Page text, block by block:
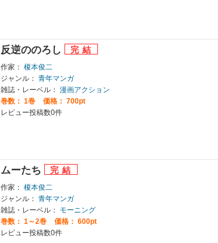
反逆ののろし
作家： 榎本俊二
ジャンル： 青年マンガ
雑誌・レーベル： 漫画アクション
巻数： 1巻
価格： 700pt
レビュー投稿数0件
ムーたち
作家： 榎本俊二
ジャンル： 青年マンガ
雑誌・レーベル：
モーニング
巻数： 1～2巻
価格： 600pt
レビュー投稿数0件